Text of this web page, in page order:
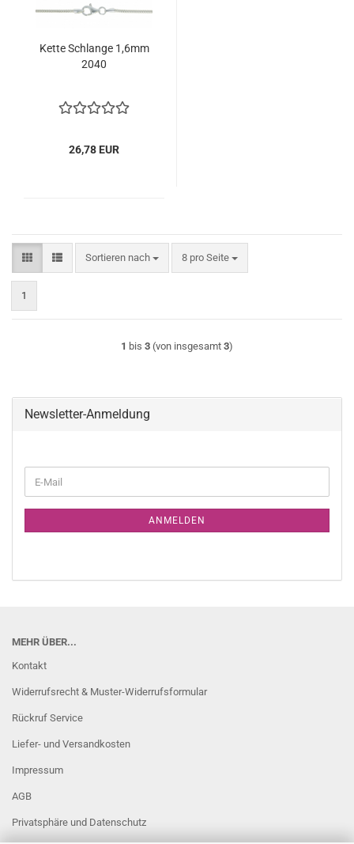
Kette Schlange 1,6mm
2040
26,78 EUR
Sortieren nach
Sortieren nach 8 pro Seite
pro Seite
1
1 bis 3 (von insgesamt 3)
Newsletter-Anmeldung
ZUR
E-
Mail
ANMELDEN
MEHR ÜBER...
Kontakt
Widerrufsrecht & Muster-Widerrufsformular
Rückruf Service
Liefer- und Versandkosten
Impressum
AGB
Privatsphäre und Datenschutz